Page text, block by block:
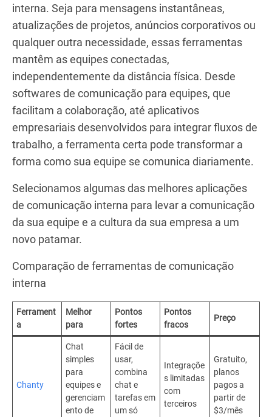
interna. Seja para mensagens instantâneas,
atualizações de projetos, anúncios corporativos ou
qualquer outra necessidade, essas ferramentas
mantêm as equipes conectadas,
independentemente da distância física. Desde
softwares de comunicação para equipes, que
facilitam a colaboração, até aplicativos
empresariais desenvolvidos para integrar fluxos de
trabalho, a ferramenta certa pode transformar a
forma como sua equipe se comunica diariamente.
Selecionamos algumas das melhores aplicações
de comunicação interna para levar a comunicação
da sua equipe e a cultura da sua empresa a um
novo patamar.
Comparação de ferramentas de comunicação
interna
Ferrament
a
Melhor
para
Pontos
fortes
Pontos
fracos
Preço
Chanty
Chat
simples
para
equipes e
gerenciam
ento de
Fácil de
usar,
combina
chat e
tarefas em
um só
Integraçõe
s limitadas
com
terceiros
Gratuito,
planos
pagos a
partir de
$3/mês